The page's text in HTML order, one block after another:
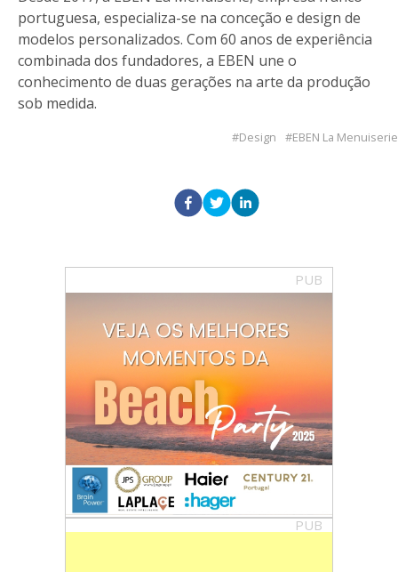
portuguesa, especializa-se na conceção e design de
modelos personalizados. Com 60 anos de experiência
combinada dos fundadores, a EBEN une o
conhecimento de duas gerações na arte da produção
sob medida.
Design EBEN La Menuiserie
PUB
PUB